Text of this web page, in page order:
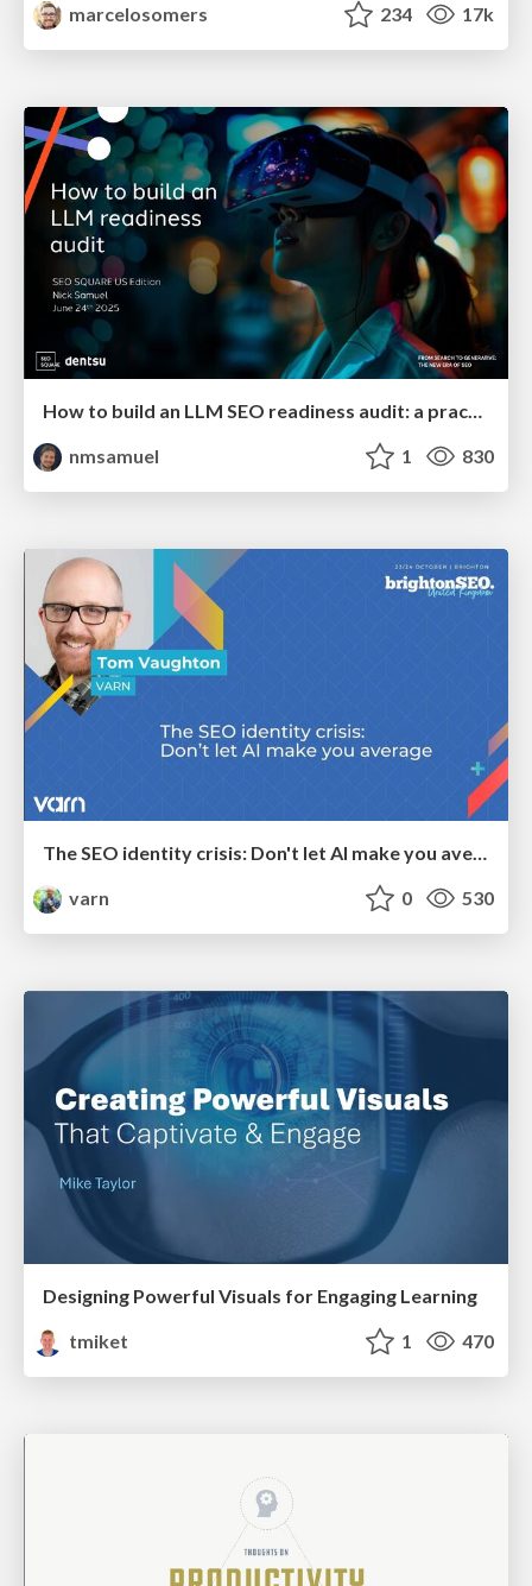
marcelosomers
234 17k
How to build an LLM SEO readiness audit: a practical framework
nmsamuel
1 830
The SEO identity crisis: Don't let AI make you average
varn
0 530
Designing Powerful Visuals for Engaging Learning
tmiket
1 470